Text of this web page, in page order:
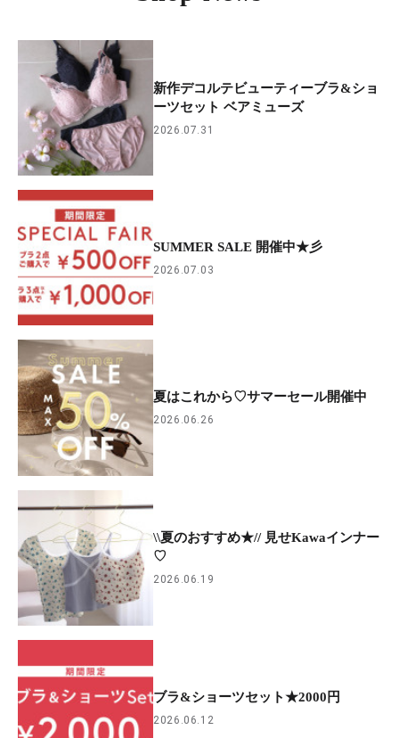
新作デコルテビューティーブラ&ショ
ーツセット ベアミューズ
2026.07.31
SUMMER SALE 開催中★彡
2026.07.03
夏はこれから♡サマーセール開催中
2026.06.26
\\夏のおすすめ★// 見せKawaインナー
♡
2026.06.19
ブラ&ショーツセット★2000円
2026.06.12